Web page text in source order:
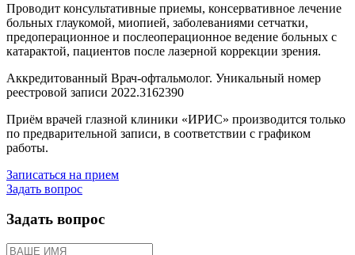
Проводит консультативные приемы, консервативное лечение
больных глаукомой, миопией, заболеваниями сетчатки,
предоперационное и послеоперационное ведение больных с
катарактой, пациентов после лазерной коррекции зрения.
Аккредитованный Врач-офтальмолог. Уникальный номер
реестровой записи 2022.3162390
Приём врачей глазной клиники «ИРИС» производится только
по предварительной записи, в соответствии с графиком
работы.
Записаться на прием
Задать вопрос
Задать вопрос